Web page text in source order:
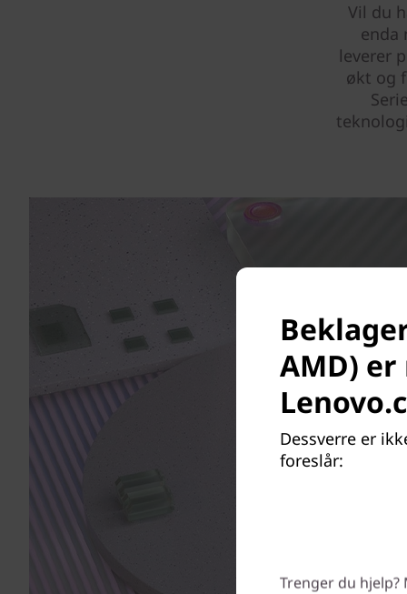
Vil du
enda
leverer
økt og
AMD)
Dessverre er
foreslår:
Trenger du hjelp?